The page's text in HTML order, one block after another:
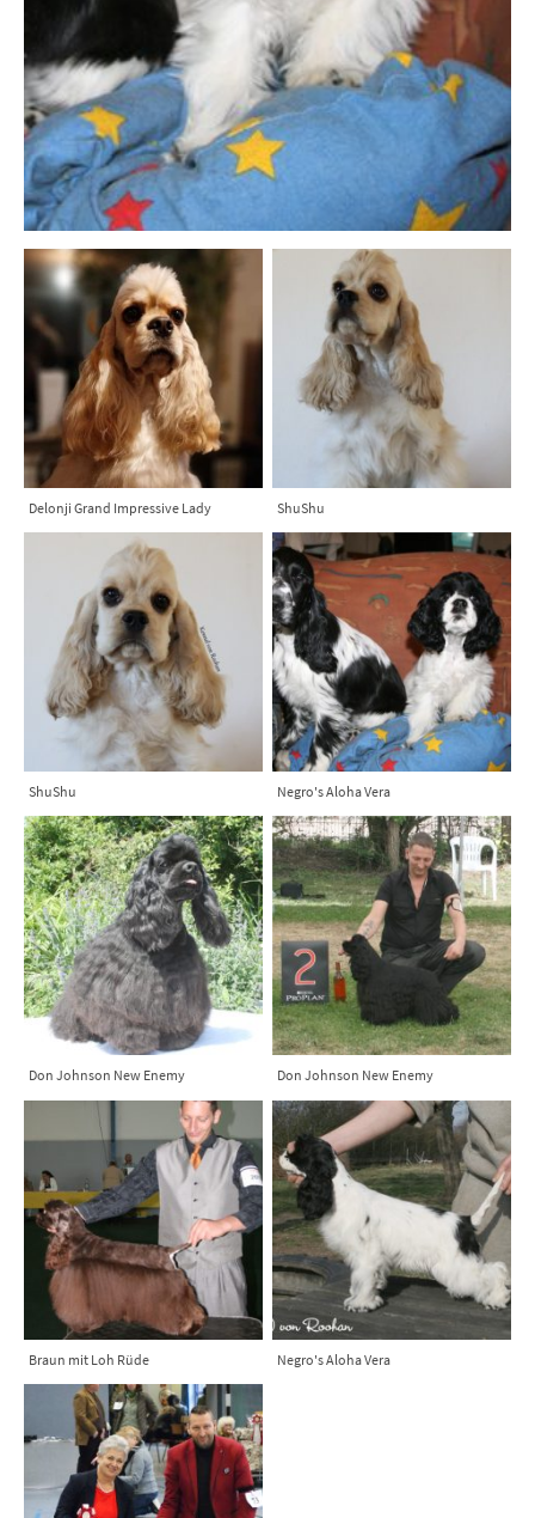
Delonji Grand Impressive Lady ShuShu
ShuShu Negro's Aloha Vera
Don Johnson New Enemy Don Johnson New Enemy
Braun mit Loh Rüde Negro's Aloha Vera